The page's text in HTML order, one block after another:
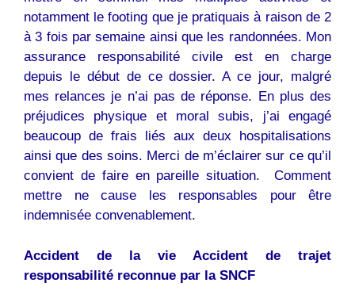
notamment le footing que je pratiquais à raison de 2
à 3 fois par semaine ainsi que les randonnées. Mon
assurance responsabilité civile est en charge
depuis le début de ce dossier. A ce jour, malgré
mes relances je n’ai pas de réponse. En plus des
préjudices physique et moral subis, j’ai engagé
beaucoup de frais liés aux deux hospitalisations
ainsi que des soins. Merci de m’éclairer sur ce qu’il
convient de faire en pareille situation. Comment
mettre ne cause les responsables pour être
indemnisée convenablement.
Accident de la vie Accident de trajet
responsabilité reconnue par la SNCF